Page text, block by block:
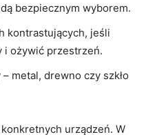
bezpiecznym wyborem.
kontrastujących, jeśli
i ożywić przestrzeń.
metal, drewno czy szkło
konkretnych urządzeń. W